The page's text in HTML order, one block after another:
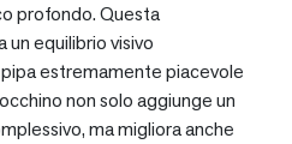
profondo. Questa
equilibrio visivo
estremamente piacevole
non solo aggiunge un
ma migliora anche